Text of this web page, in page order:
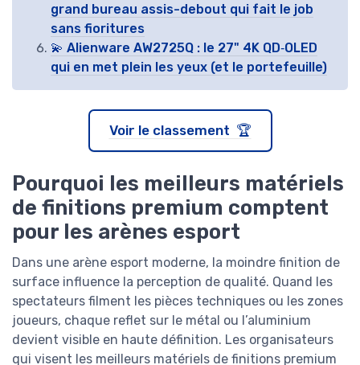
grand bureau assis-debout qui fait le job
sans fioritures
💫 Alienware AW2725Q : le 27" 4K QD‑OLED
qui en met plein les yeux (et le portefeuille)
Voir le classement 🏆
Pourquoi les meilleurs matériels
de finitions premium comptent
pour les arènes esport
Dans une arène esport moderne, la moindre finition de
surface influence la perception de qualité. Quand les
spectateurs filment les pièces techniques ou les zones
joueurs, chaque reflet sur le métal ou l’aluminium
devient visible en haute définition. Les organisateurs
qui visent les meilleurs matériels de finitions premium